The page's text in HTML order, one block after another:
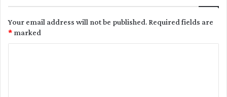
Your email address will not be published.Required fields are
marked
*